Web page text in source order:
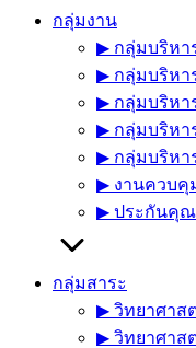
กลุ่มงาน
▶︎ กลุ่มบริหา
▶︎ กลุ่มบริหา
▶︎ กลุ่มบริหา
▶︎ กลุ่มบริหา
▶︎ กลุ่มบริหา
▶︎ งานควบคุ
▶︎ ประกันคุ
กลุ่มสาระ
▶︎ วิทยาศาส
▶︎ วิทยาศาส